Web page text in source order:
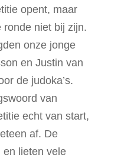
opent, maar
ronde niet bij zijn.
onze jonge
en Justin van
de judoka’s.
van
echt van start,
af. De
en lieten vele